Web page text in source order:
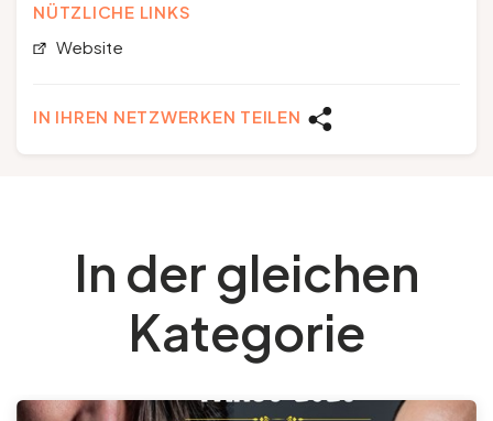
NÜTZLICHE LINKS
Website
IN IHREN NETZWERKEN TEILEN
In der gleichen
Kategorie